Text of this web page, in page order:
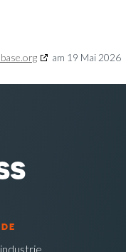
am 19 Mai 2026